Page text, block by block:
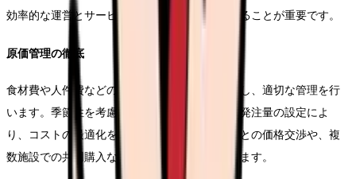
効率的な運営とサービス品質の向上を両立させることが重要です。
原価管理の徹底
食材費や人件費などのコスト要素を詳細に分析し、適切な管理を行
います。季節性を考慮した献立作成や、適切な発注量の設定によ
り、コストの最適化を図ります。また、取引先との価格交渉や、複
数施設での共同購入なども効果的な方策となります。